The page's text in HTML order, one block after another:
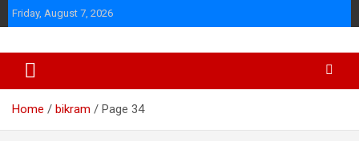
Skip
to
Friday, August 7, 2026
Home bikram Page 34